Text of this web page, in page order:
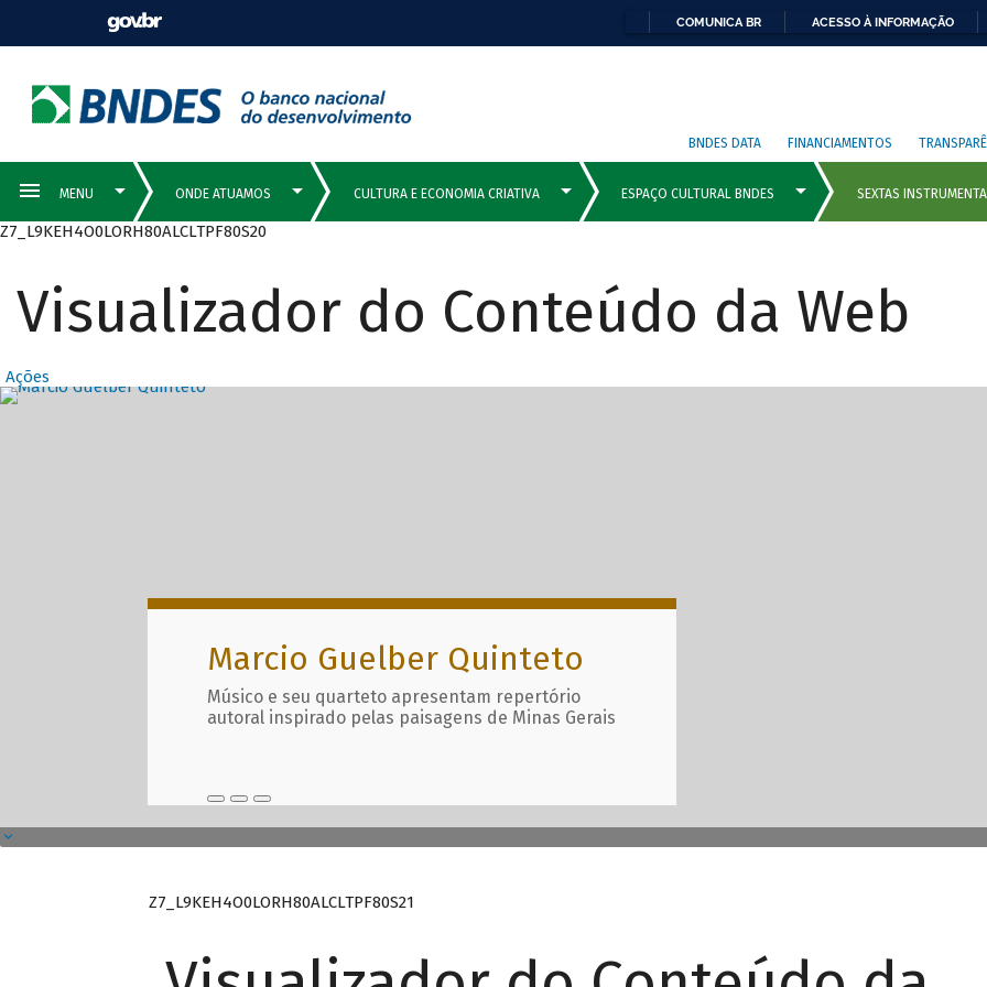
COMUNICA BR ACESSO À INFORMAÇÃO
BNDES DATA FINANCIAMENTOS
Z7_L9KEH4O0LORH80ALCLTPF80S20
Visualizador do Conteúdo da Web
Ações
Destaques Principais com
Marcio Guelber Quinteto
Músico e seu quarteto apresentam repertório
autoral inspirado pelas paisagens de Minas Gerais
Z7_L9KEH4O0LORH80ALCLTPF80S21